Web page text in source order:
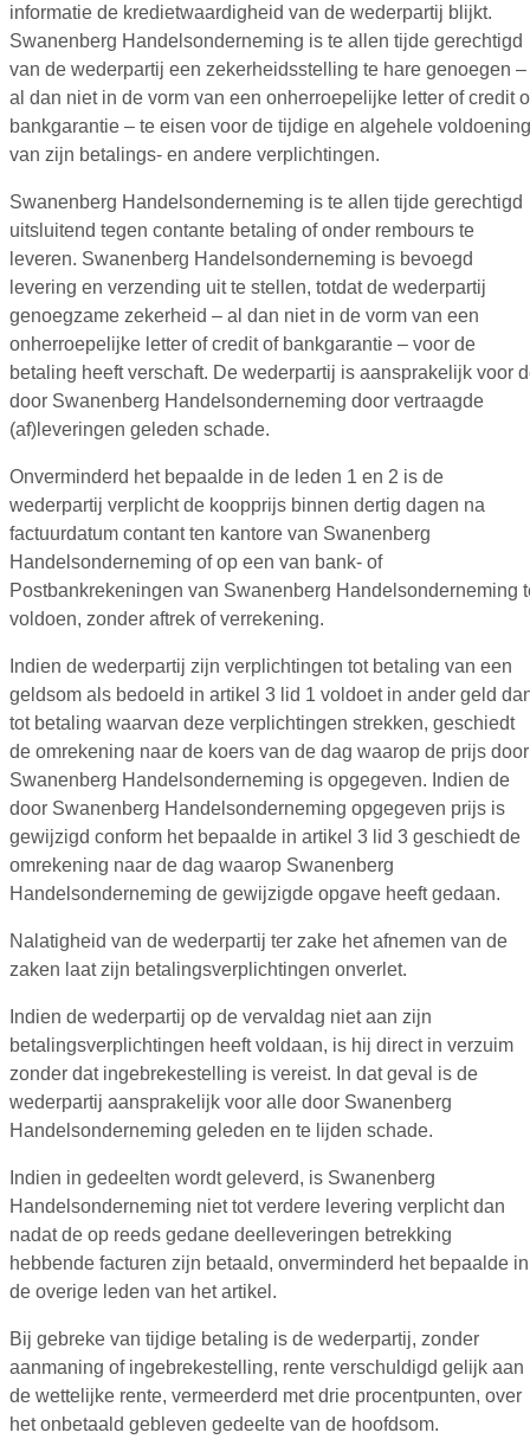
informatie de kredietwaardigheid van de wederpartij blijkt.
Swanenberg Handelsonderneming is te allen tijde gerechtigd
van de wederpartij een zekerheidsstelling te hare genoegen –
al dan niet in de vorm van een onherroepelijke letter of credit
bankgarantie – te eisen voor de tijdige en algehele voldoening
van zijn betalings- en andere verplichtingen.
Swanenberg Handelsonderneming is te allen tijde gerechtigd
uitsluitend tegen contante betaling of onder rembours te
leveren. Swanenberg Handelsonderneming is bevoegd
levering en verzending uit te stellen, totdat de wederpartij
genoegzame zekerheid – al dan niet in de vorm van een
onherroepelijke letter of credit of bankgarantie – voor de
betaling heeft verschaft. De wederpartij is aansprakelijk voor
door Swanenberg Handelsonderneming door vertraagde
(af)leveringen geleden schade.
Onverminderd het bepaalde in de leden 1 en 2 is de
wederpartij verplicht de koopprijs binnen dertig dagen na
factuurdatum contant ten kantore van Swanenberg
Handelsonderneming of op een van bank- of
Postbankrekeningen van Swanenberg Handelsonderneming
voldoen, zonder aftrek of verrekening.
Indien de wederpartij zijn verplichtingen tot betaling van een
geldsom als bedoeld in artikel 3 lid 1 voldoet in ander geld
tot betaling waarvan deze verplichtingen strekken, geschiedt
de omrekening naar de koers van de dag waarop de prijs door
Swanenberg Handelsonderneming is opgegeven. Indien de
door Swanenberg Handelsonderneming opgegeven prijs is
gewijzigd conform het bepaalde in artikel 3 lid 3 geschiedt de
omrekening naar de dag waarop Swanenberg
Handelsonderneming de gewijzigde opgave heeft gedaan.
Nalatigheid van de wederpartij ter zake het afnemen van de
zaken laat zijn betalingsverplichtingen onverlet.
Indien de wederpartij op de vervaldag niet aan zijn
betalingsverplichtingen heeft voldaan, is hij direct in verzuim
zonder dat ingebrekestelling is vereist. In dat geval is de
wederpartij aansprakelijk voor alle door Swanenberg
Handelsonderneming geleden en te lijden schade.
Indien in gedeelten wordt geleverd, is Swanenberg
Handelsonderneming niet tot verdere levering verplicht dan
nadat de op reeds gedane deelleveringen betrekking
hebbende facturen zijn betaald, onverminderd het bepaalde in
de overige leden van het artikel.
Bij gebreke van tijdige betaling is de wederpartij, zonder
aanmaning of ingebrekestelling, rente verschuldigd gelijk aan
de wettelijke rente, vermeerderd met drie procentpunten, over
het onbetaald gebleven gedeelte van de hoofdsom.